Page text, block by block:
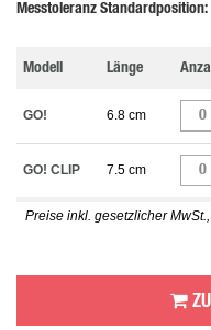
Messtoleranz Standardposition
Modell Länge
GO! 6.8 cm
GO! CLIP 7.5 cm
Preise inkl. gesetzlicher